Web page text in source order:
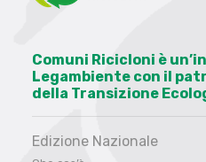
Comuni Ricicloni è
Legambiente con il
della Transizione
Edizione Nazionale